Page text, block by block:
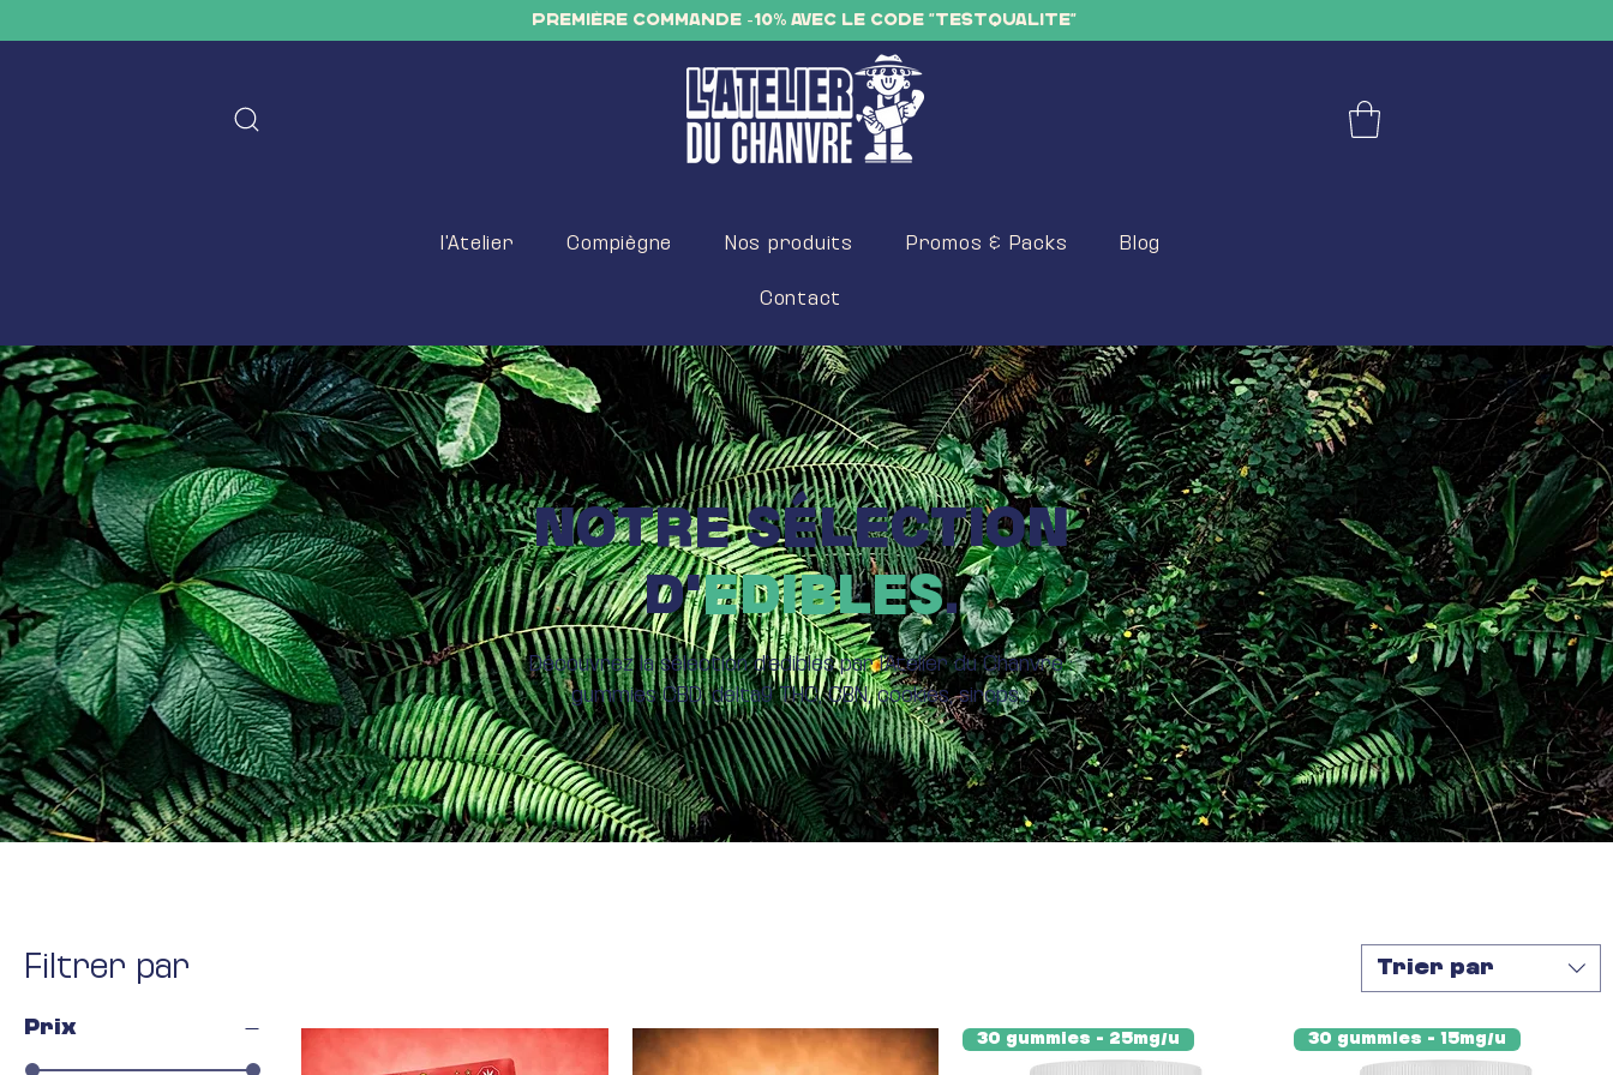
PREMIÈRE COMMANDE -10% AVEC LE CODE "TESTQUALITE"
l'Atelier Compiègne Nos produits Promos & Packs Blog
Contact
NOTRE SÉLECTION
D'EDIBLES.
Découvrez la sélection d'edibles par l'Atelier du Chanvre :
gummies CBD, delta9 THC, CBN, cookies, sirops...
Filtrer par
Prix
Trier par
30 gummies - 25mg/u 30 gummies - 15mg/u